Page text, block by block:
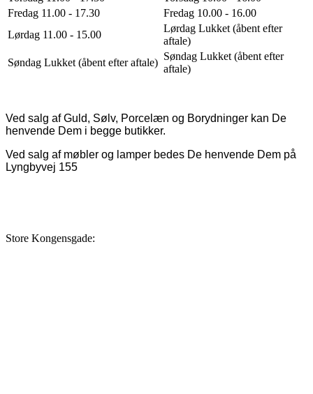
Fredag 11.00 - 17.30
Fredag 10.00 - 16.00
Lørdag 11.00 - 15.00
Lørdag Lukket (åbent efter
aftale)
Søndag Lukket (åbent efter aftale)
Søndag Lukket (åbent efter
aftale)
Ved salg af Guld, Sølv, Porcelæn og Borydninger kan De
henvende Dem i begge butikker.
Ved salg af møbler og lamper bedes De henvende Dem på
Lyngbyvej 155
Store Kongensgade: